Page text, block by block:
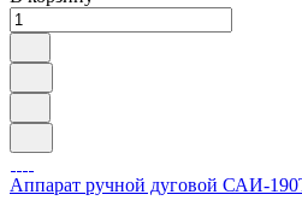
0
9 590 ₽
В корзину